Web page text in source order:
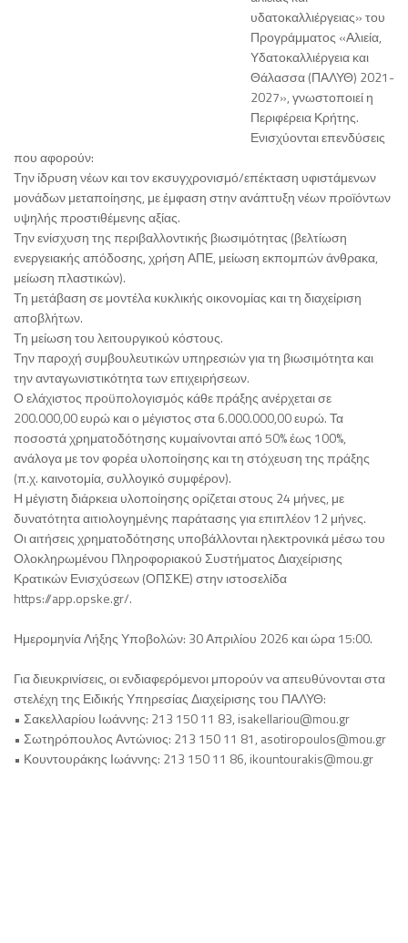
υδατοκαλλιέργειας» του
Προγράμματος «Αλιεία,
Υδατοκαλλιέργεια και
Θάλασσα (ΠΑΛΥΘ) 2021-
2027», γνωστοποιεί η
Περιφέρεια Κρήτης.
Ενισχύονται επενδύσεις
που αφορούν:
Την ίδρυση νέων και τον εκσυγχρονισμό/επέκταση υφιστάμενων
μονάδων μεταποίησης, με έμφαση στην ανάπτυξη νέων προϊόντων
υψηλής προστιθέμενης αξίας.
Την ενίσχυση της περιβαλλοντικής βιωσιμότητας (βελτίωση
ενεργειακής απόδοσης, χρήση ΑΠΕ, μείωση εκπομπών άνθρακα,
μείωση πλαστικών).
Τη μετάβαση σε μοντέλα κυκλικής οικονομίας και τη διαχείριση
αποβλήτων.
Τη μείωση του λειτουργικού κόστους.
Την παροχή συμβουλευτικών υπηρεσιών για τη βιωσιμότητα και
την ανταγωνιστικότητα των επιχειρήσεων.
Ο ελάχιστος προϋπολογισμός κάθε πράξης ανέρχεται σε
200.000,00 ευρώ και ο μέγιστος στα 6.000.000,00 ευρώ. Τα
ποσοστά χρηματοδότησης κυμαίνονται από 50% έως 100%,
ανάλογα με τον φορέα υλοποίησης και τη στόχευση της πράξης
(π.χ. καινοτομία, συλλογικό συμφέρον).
Η μέγιστη διάρκεια υλοποίησης ορίζεται στους 24 μήνες, με
δυνατότητα αιτιολογημένης παράτασης για επιπλέον 12 μήνες.
Οι αιτήσεις χρηματοδότησης υποβάλλονται ηλεκτρονικά μέσω του
Ολοκληρωμένου Πληροφοριακού Συστήματος Διαχείρισης
Κρατικών Ενισχύσεων (ΟΠΣΚΕ) στην ιστοσελίδα
https://app.opske.gr/.
Ημερομηνία Λήξης Υποβολών: 30 Απριλίου 2026 και ώρα 15:00.
Για διευκρινίσεις, οι ενδιαφερόμενοι μπορούν να απευθύνονται στα
στελέχη της Ειδικής Υπηρεσίας Διαχείρισης του ΠΑΛΥΘ:
• Σακελλαρίου Ιωάννης: 213 150 11 83, isakellariou@mou.gr
• Σωτηρόπουλος Αντώνιος: 213 150 11 81, asotiropoulos@mou.gr
• Κουντουράκης Ιωάννης: 213 150 11 86, ikountourakis@mou.gr